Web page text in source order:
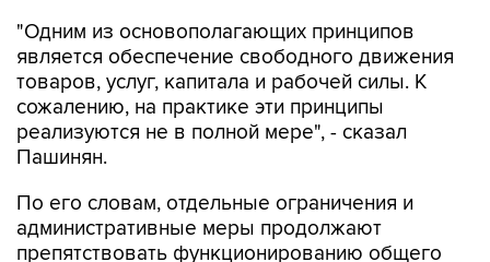
"Одним из основополагающих принципов
является обеспечение свободного движения
товаров, услуг, капитала и рабочей силы. К
сожалению, на практике эти принципы
реализуются не в полной мере", - сказал
Пашинян.
По его словам, отдельные ограничения и
административные меры продолжают
препятствовать функционированию общего